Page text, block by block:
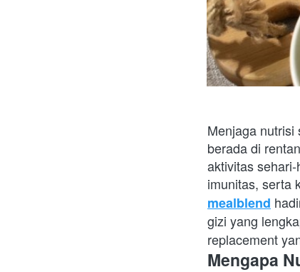
Menjaga nutrisi
berada di
aktivitas
imunitas, serta
mealblend
gizi yang
replacement
Mengapa